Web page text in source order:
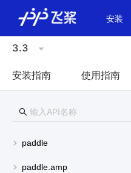
安装
3.3
安装指南 使用指南
paddle
paddle.amp